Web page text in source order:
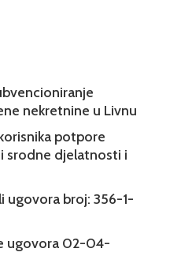
nekretnine u Livnu
potpore
srodne djelatnosti i
ugovora broj: 356-1-
ugovora 02-04-